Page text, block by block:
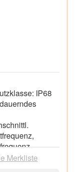
IP68
Schrittzähler,
Merkliste